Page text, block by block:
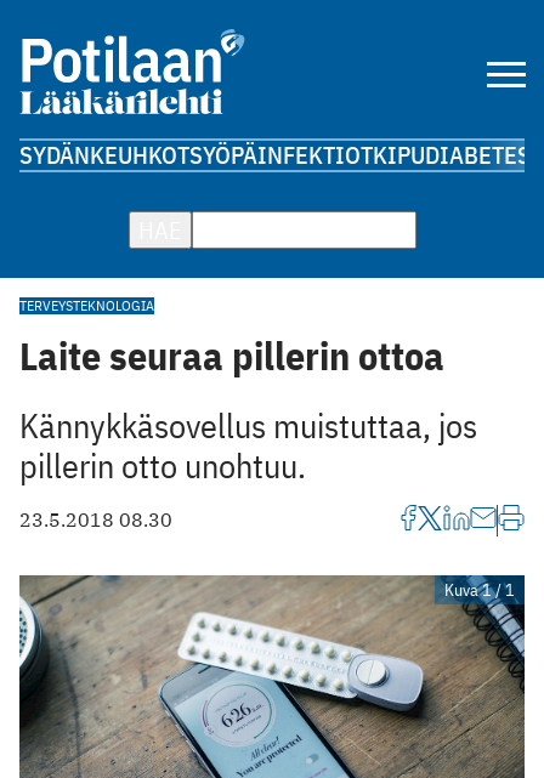
SYDÄNKEUHKOTSYÖPÄINFEKTIOTKIPUDIABETES
TERVEYSTEKNOLOGIA
Laite seuraa pillerin ottoa
Kännykkäsovellus muistuttaa, jos
pillerin otto unohtuu.
23.5.2018 08.30
Kuva 1 / 1